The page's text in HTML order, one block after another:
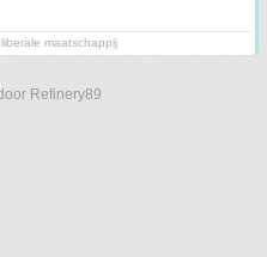
maatschappij
Refinery89